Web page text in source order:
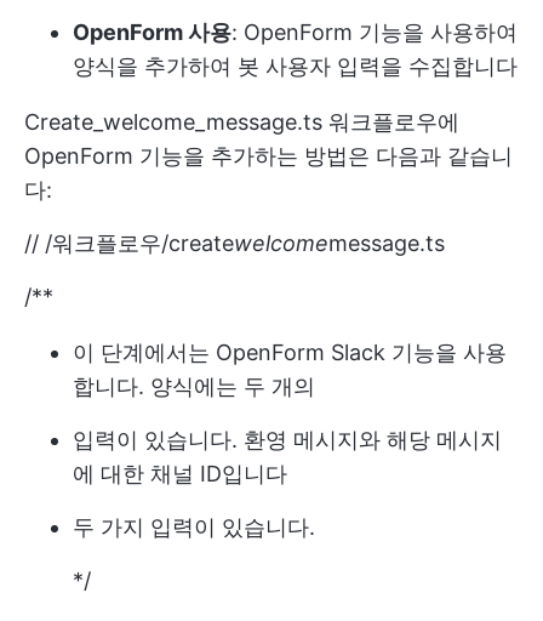
OpenForm 사용: OpenForm 기능을 사용하여
양식을 추가하여 봇 사용자 입력을 수집합니다
Create_welcome_message.ts 워크플로우에
OpenForm 기능을 추가하는 방법은 다음과 같습니
다:
// /워크플로우/createwelcomemessage.ts
/**
이 단계에서는 OpenForm Slack 기능을 사용
합니다. 양식에는 두 개의
입력이 있습니다. 환영 메시지와 해당 메시지
에 대한 채널 ID입니다
두 가지 입력이 있습니다.
*/